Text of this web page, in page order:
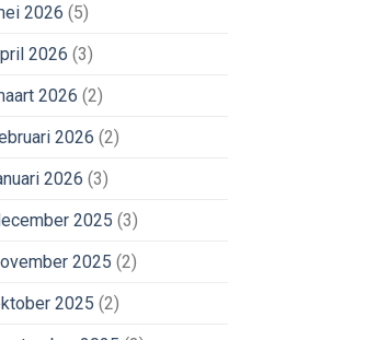
2026 (5)
2026 (3)
2026 (2)
2026 (2)
2026 (3)
2025 (3)
2025 (2)
2025 (2)